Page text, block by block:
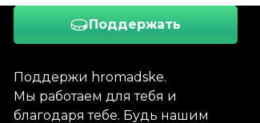
Поддержать
Поддержи hromadske.
Мы работаем для тебя и
благодаря тебе. Будь нашим